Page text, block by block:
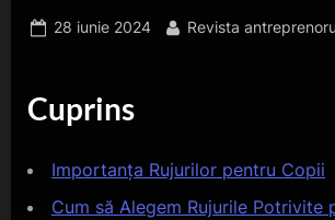
Posted
28 iunie 2024 By
Revista
Cuprins
Importanța Rujurilor pentru Copii
Cum să Alegem Rujurile Potrivite